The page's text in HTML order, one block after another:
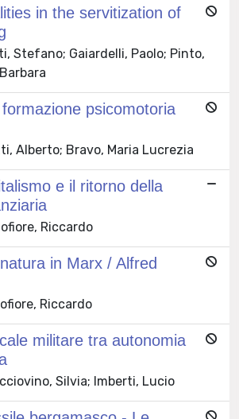
in the servitization of
Stefano; Gaiardelli, Paolo; Pinto,
psicomotoria
Alberto; Bravo, Maria Lucrezia
e il ritorno della
Riccardo
in Marx / Alfred
Riccardo
militare tra autonomia
Silvia; Imberti, Lucio